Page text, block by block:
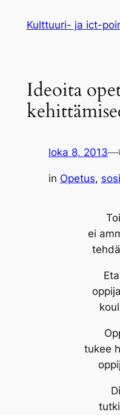
sisältöön
Kulttuuri- ja ict-
Ideoita
loka 8, 2013—
in Opetus,
ei
tukee